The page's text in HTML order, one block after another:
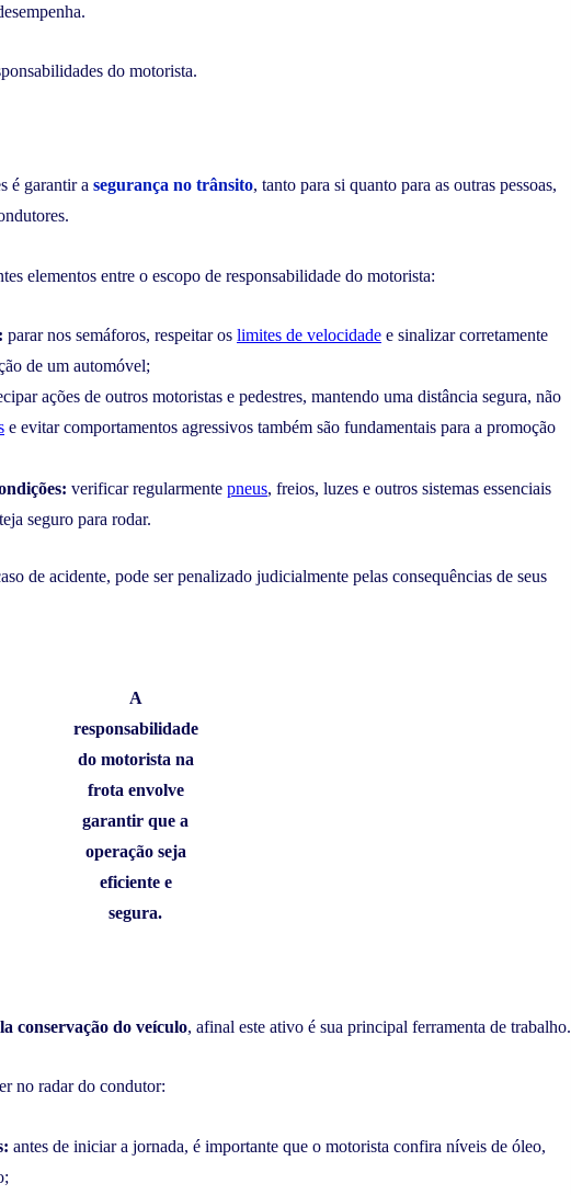
do motorista.
é garantir a segurança no trânsito, tanto para si quanto para as outras pessoas,
elementos entre o escopo de responsabilidade do motorista:
parar nos semáforos, respeitar os limites de velocidade e sinalizar corretamente
de um automóvel;
ações de outros motoristas e pedestres, mantendo uma distância segura, não
e evitar comportamentos agressivos também são fundamentais para a promoção
verificar regularmente pneus, freios, luzes e outros sistemas essenciais
seguro para rodar.
de acidente, pode ser penalizado judicialmente pelas consequências de seus
A
responsabilidade
do motorista na
frota envolve
garantir que a
operação seja
eficiente e
segura.
conservação do veículo, afinal este ativo é sua principal ferramenta de trabalho.
no radar do condutor:
antes de iniciar a jornada, é importante que o motorista confira níveis de óleo,